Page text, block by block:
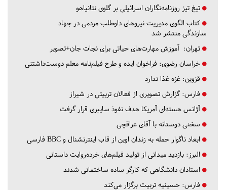
تیغ تیز روزنامه‌نگاران اسرائیلی بر گلوی نتانیاهو
کتاب الگوی مدیریت نیروهای داوطلب مردمی در جهاد
سازندگی منتشر شد
تهران: آموزش مهارت‌های حیاتی برای نجات جان+تصویر
خراسان رضوی: فراخوان ایده و طرح فیلم‌نامه معلم دوست‌داشتنی
قزوین: غزه غذا ندارد
فارس: گزارش تصویری از فعالان تربیتی در شیراز
آژانس هسته‌ای آمریکا هدف نفوذ سایبری قرار گرفت
سخنی دوستانه با آقای عراقچی
ابعاد ناگوار حمله به زندان اوین از قاب اینترنشنال و BBC فارسی
البرز: بازدید میدانی از تولید فیلم‌های خرده‌روایت داستانی
استادان دانشگاهی که کارگر ساده ساختمانی شدند
فارس: حسینیه تربیت برگزار می‌کند